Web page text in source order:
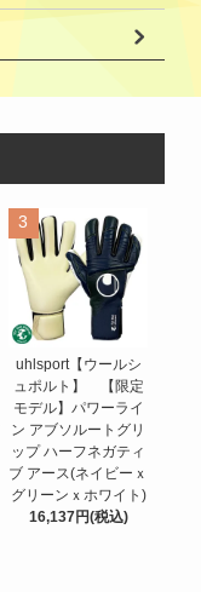
3
uhlsport【ウールシ
ュポルト】 【限定
モデル】パワーライ
ン アブソルートグリ
ップ ハーフネガティ
ブ アース(ネイビーｘ
グリーンｘホワイト)
16,137円(税込)